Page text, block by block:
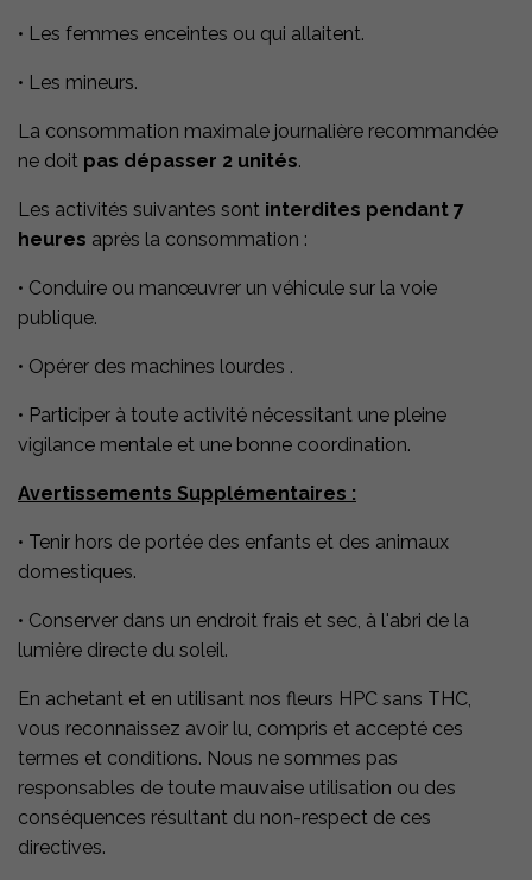
• Les femmes enceintes ou qui allaitent.
• Les mineurs.
La consommation maximale journalière recommandée
ne doit pas dépasser 2 unités.
Les activités suivantes sont interdites pendant 7
heures après la consommation :
• Conduire ou manœuvrer un véhicule sur la voie
publique.
• Opérer des machines lourdes .
• Participer à toute activité nécessitant une pleine
vigilance mentale et une bonne coordination.
Avertissements Supplémentaires :
• Tenir hors de portée des enfants et des animaux
domestiques.
• Conserver dans un endroit frais et sec, à l'abri de la
lumière directe du soleil.
En achetant et en utilisant nos fleurs HPC sans THC,
vous reconnaissez avoir lu, compris et accepté ces
termes et conditions. Nous ne sommes pas
responsables de toute mauvaise utilisation ou des
conséquences résultant du non-respect de ces
directives.